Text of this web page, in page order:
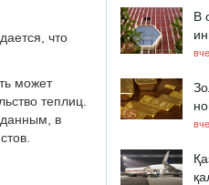
что
может
теплиц.
данным, в
В